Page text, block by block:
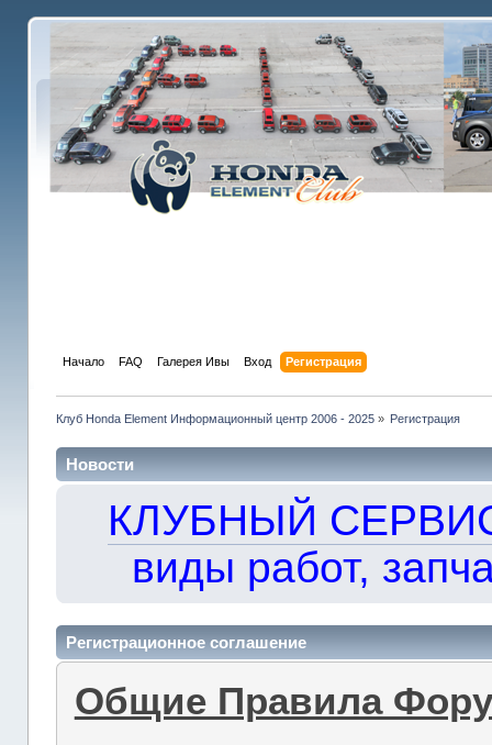
Начало FAQ Галерея Ивы Вход Регистрация
Клуб Honda Element Информационный центр 2006 - 2025» Регистрация
Новости
КЛУБНЫЙ
виды работ,
Регистрационное соглашение
Общие Правила